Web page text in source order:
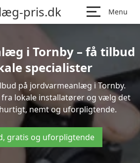
pris.dk Menu
i Tornby – få tilbud
specialister
på jordvarmeanlæg i Tornby.
lokale installatører og vælg det
nemt og uforpligtende.
gratis og uforpligtende